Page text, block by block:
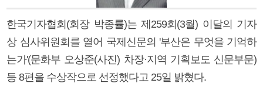
한국기자협회(회장 박종률)는 제259회(3월) 이달의 기자
상 심사위원회를 열어 국제신문의 '부산은 무엇을 기억하
는가'(문화부 오상준(사진) 차장·지역 기획보도 신문부문)
등 8편을 수상작으로 선정했다고 25일 밝혔다.